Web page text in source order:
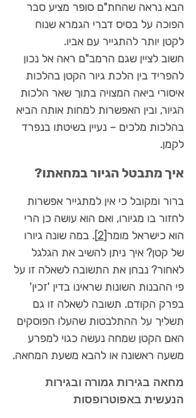
הבא נראה שהחת"ם סופר מציע סבר
הפוכה על בסיס דברי הגמרא שנוח
לקטן יותר להתגייר עם אביו.
חשוב לציין שגם הרמב"ם ראה אל נכון
להפריד בין הלכת גיור הקטן בהלכות
איסורי ביאה המצויה בתוך שאר הלכות
הגיור, ובין האפשרות למחות אותה הביא
בהלכות מלכים – נעיין בשיטתו בנפרד
לקמן.
איך מתבטל הגיור במחאתו?
ברור ומקובל כי אין למתגייר אפשרות
לחזור בו מגיורו, ואם הוא עושה כן הרי
הוא כישראל מומר
. במה שונה גיורו
של קטן? איך ניתן להשיב את הגלגל
לאחור? נבחן את התשובה לשאלה זו על
פי ההבנות השונות שראינו בדין 'זכין'
בפרק הקודם. תשובה לשאלה זו גם
תשליך על ההתלבטות שהעלו הפוסקים
האם הקטן שמחה נעשה כגוי למפרע
משעה ראשונה או להבא משעת המחאה.
מחאה בגירות גמורה ובגירות
הנעשית באפוטרופסות